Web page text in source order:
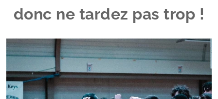
donc ne tardez pas trop !